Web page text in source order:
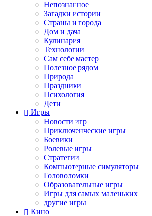
Непознанное
Загадки истории
Страны и города
Дом и дача
Кулинария
Технологии
Сам себе мастер
Полезное рядом
Природа
Праздники
Психология
Дети
Игры
Новости игр
Приключенческие игры
Боевики
Ролевые игры
Стратегии
Компьютерные симуляторы
Головоломки
Образовательные игры
Игры для самых маленьких
другие игры
Кино